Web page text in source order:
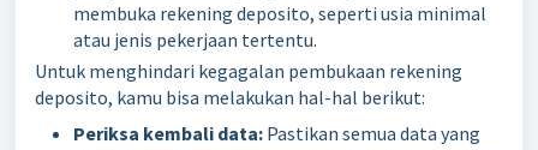
membuka rekening deposito, seperti usia minimal
atau jenis pekerjaan tertentu.
Untuk menghindari kegagalan pembukaan rekening
deposito, kamu bisa melakukan hal-hal berikut:
Periksa kembali data: Pastikan semua data yang